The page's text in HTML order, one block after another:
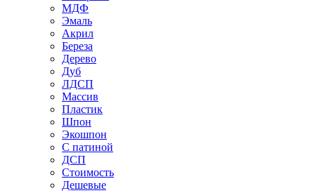
МДФ
Эмаль
Акрил
Береза
Дерево
Дуб
ЛДСП
Массив
Пластик
Шпон
Экошпон
С патиной
ДСП
Стоимость
Дешевые